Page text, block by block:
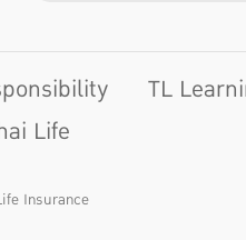
Life
Insurance
TL